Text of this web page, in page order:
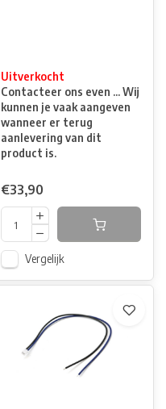
Uitverkocht
Contacteer ons even ... Wij
kunnen je vaak aangeven
wanneer er terug
aanlevering van dit
product is.
€33,90
Vergelijk